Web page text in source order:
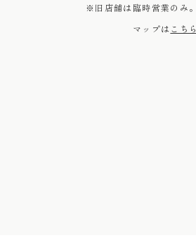
※旧店舗は臨時営業のみ。
マップは こちら